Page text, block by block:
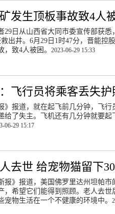
发生顶板事故致4人
29日从山西省大同市委宣传部获悉
救出井。6月29日1时47分，晋能
，致4人被困。 2023-06-29 15:33
飞行员将乘客丢失
》报道，就在起飞前几分钟，飞
给了失主。飞机还有几分钟就要
06-29 15:17
去世 给宠物猫留下
报》报道，美国佛罗里达州坦帕
，希望它们能得到照顾。老人去
宠物生活在一个不健康的环境中。